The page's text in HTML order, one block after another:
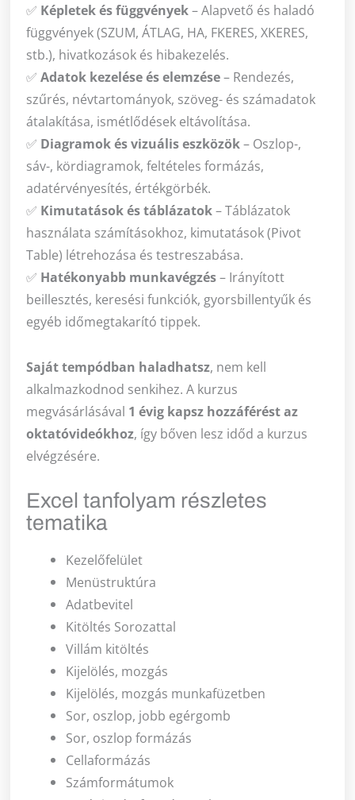
✅ Képletek és függvények– Alapvető és haladó
függvények (SZUM, ÁTLAG, HA, FKERES, XKERES,
stb.), hivatkozások és hibakezelés.
✅Adatok kezelése és elemzése– Rendezés,
szűrés, névtartományok, szöveg- és számadatok
átalakítása, ismétlődések eltávolítása.
✅ Diagramok és vizuális eszközök– Oszlop-,
sáv-, kördiagramok, feltételes formázás,
adatérvényesítés, értékgörbék.
✅ Kimutatások és táblázatok– Táblázatok
használata számításokhoz, kimutatások (Pivot
Table) létrehozása és testreszabása.
✅ Hatékonyabb munkavégzés– Irányított
beillesztés, keresési funkciók, gyorsbillentyűk és
egyéb időmegtakarító tippek.
Saját tempódban haladhatsz, nem kell
alkalmazkodnod senkihez. A kurzus
megvásárlásával 1 évig kapsz hozzáférést az
oktatóvideókhoz, így bőven lesz időd a kurzus
elvégzésére.
Excel tanfolyam részletes
tematika
Kezelőfelület
Menüstruktúra
Adatbevitel
Kitöltés Sorozattal
Villám kitöltés
Kijelölés, mozgás
Kijelölés, mozgás munkafüzetben
Sor, oszlop, jobb egérgomb
Sor, oszlop formázás
Cellaformázás
Számformátumok